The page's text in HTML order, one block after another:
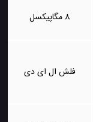
8 مگاپیکسل
فلش ال ای دی